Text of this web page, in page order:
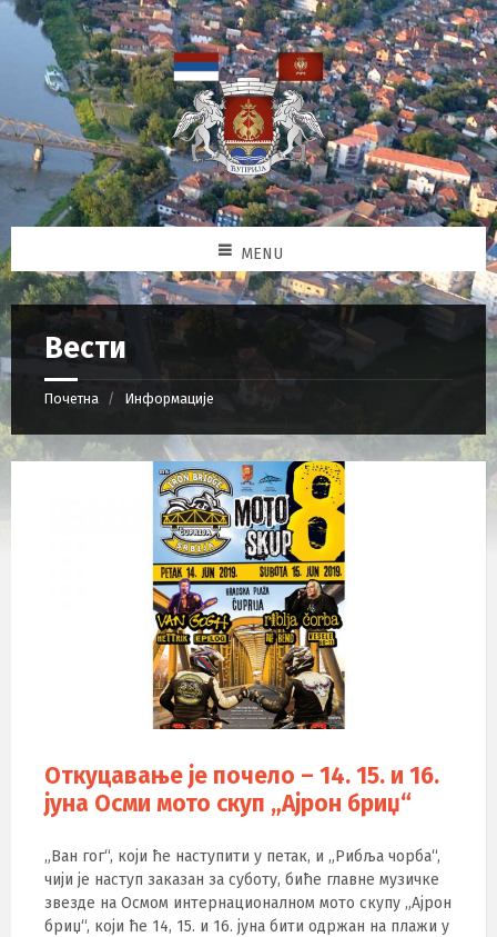
MENU
Вести
Почетна Информације
Откуцавање је почело – 14. 15. и 16.
јуна Осми мото скуп „Ајрон бриџ“
„Ван гог“, који ће наступити у петак, и „Рибља чорба“,
чији је наступ заказан за суботу, биће главне музичке
звезде на Осмом интернационалном мото скупу „Ајрон
бриџ“, који ће 14, 15. и 16. јуна бити одржан на плажи у